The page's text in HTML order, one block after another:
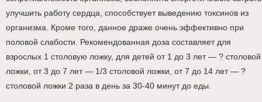
улучшить работу сердца, способствует выведению токсинов из
организма. Кроме того, данное драже очень эффективно при
половой слабости. Рекомендованная доза составляет для
взрослых 1 столовую ложку, для детей от 1 до 3 лет — ? столовой
ложки, от 3 до 7 лет — 1/3 столовой ложки, от 7 до 14 лет — ?
столовой ложки 2 раза в день за 30-40 минут до еды.